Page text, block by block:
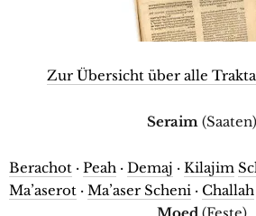
Zur Übersicht über alle
Seraim (Saaten)
Berachot · Peah · Demaj · Kilajim
Ma’aserot · Ma’aser Scheni · Challah
Moed (Feste)